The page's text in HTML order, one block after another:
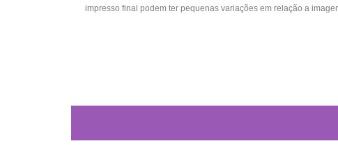
impresso final podem ter pequenas variações em relação a